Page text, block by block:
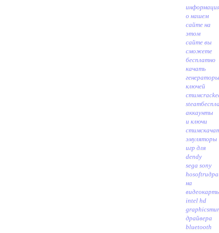
о нашем
сайте на
этом
сайте вы
сможете
бесплатно
качать
генераторы
ключей
аккаунты
и ключи
стим
эмуляторы
игр для
dendy
sega sony
hosoftru
на
intel hd
graphics
драйвера
bluetooth